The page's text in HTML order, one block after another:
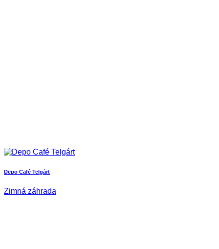
Depo Café Telgárt
Zimná záhrada